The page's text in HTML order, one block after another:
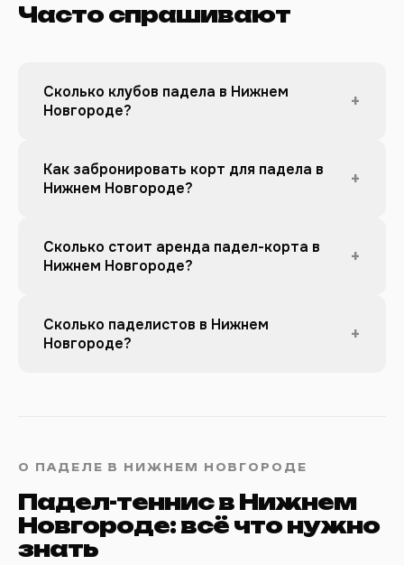
Часто спрашивают
Сколько клубов падела в Нижнем
Новгороде?
+
Как забронировать корт для падела в
Нижнем Новгороде?
+
Сколько стоит аренда падел-корта в
Нижнем Новгороде?
+
Сколько паделистов в Нижнем
Новгороде?
+
О ПАДЕЛЕ В НИЖНЕМ НОВГОРОДЕ
Падел-теннис в Нижнем
Новгороде: всё что нужно
знать